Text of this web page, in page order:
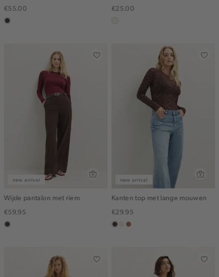
€55.00
choco
€25.00
new arrival
Wijde pantalon met riem
€59.95
choco
new arrival
Kanten top met lange mouwen
€29.95
choco
ecruterracotta